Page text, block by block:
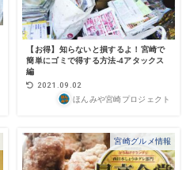
【お得】知らないと損するよ！宮崎で
簡単にゴミで得する方法-4アタックス
編
2021.09.02
ほんみや宮崎プロジェクト
宮崎グルメ情報